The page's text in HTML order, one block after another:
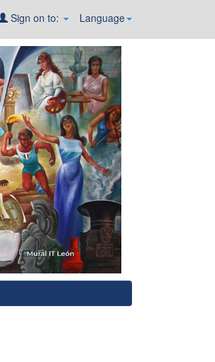
Language
Sign on to: